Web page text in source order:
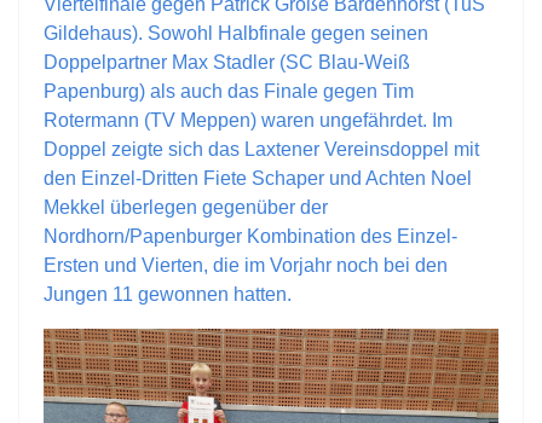
Viertelfinale gegen Patrick Große Bardenhorst (TuS
Gildehaus). Sowohl Halbfinale gegen seinen
Doppelpartner Max Stadler (SC Blau-Weiß
Papenburg) als auch das Finale gegen Tim
Rotermann (TV Meppen) waren ungefährdet. Im
Doppel zeigte sich das Laxtener Vereinsdoppel mit
den Einzel-Dritten Fiete Schaper und Achten Noel
Mekkel überlegen gegenüber der
Nordhorn/Papenburger Kombination des Einzel-
Ersten und Vierten, die im Vorjahr noch bei den
Jungen 11 gewonnen hatten.